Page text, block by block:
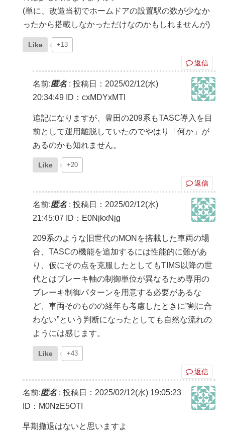
(単に、改造当初でホームドアの設置駅の数が少なか
ったから搭載しなかっただけなのかもしれませんが)
Like +13
返信
名前:匿名: 投稿日：2025/02/12(水)
20:34:49 ID：cxMDYxMTI
追記になりますが、豊田の209系もTASC導入を目
前として運用離脱していたのでやはり「何か」が
あるのかも知れません。
Like +20
返信
名前:匿名: 投稿日：2025/02/12(水)
21:45:07
ID：E0NjkxNjg
209系のような旧世代のMONを搭載した車両の場
合、TASCの機能を追加するには性能的に難があ
り、仮にその点を克服したとしてもTIMS以降の世
代とはブレーキ軸の制御単位が異なるため専用の
ブレーキ制御パターンを用意する必要があるな
ど、車両そのものの経年も考慮したときに”割に合
わない”という判断になったとしても自然な流れの
ようには感じます。
Like +43
返信
名前:匿名: 投稿日：2025/02/12(水) 19:05:23
ID：M0NzE5OTI
早期撤退はないと思いますよ